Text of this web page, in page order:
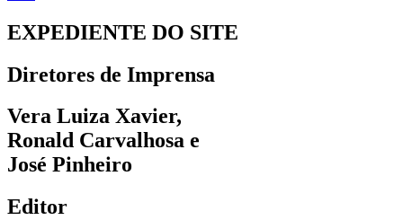
EXPEDIENTE DO SITE
Diretores de Imprensa
Vera Luiza Xavier,
Ronald Carvalhosa e
José Pinheiro
Editor